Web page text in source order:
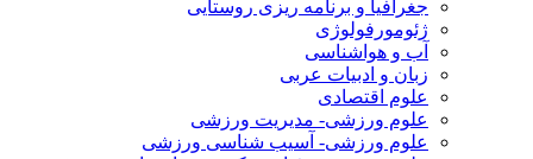
جغرافیا و برنامه ریزی روستایی
ژئومورفولوژی
آب و هواشناسی
زبان و ادبیات عربی
علوم اقتصادی
علوم ورزشی- مدیریت ورزشی
علوم ورزشی- آسیب شناسی ورزشی